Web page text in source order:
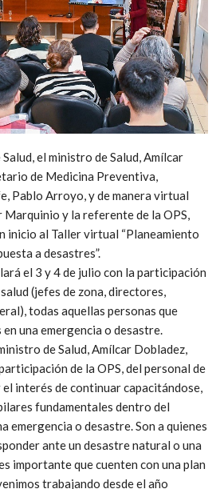
el ministro de Salud, Amílcar
de Medicina Preventiva,
Pablo Arroyo, y de manera virtual
Marquinio y la referente de la OPS,
inicio al Taller virtual “Planeamiento
a desastres”.
el 3 y 4 de julio con la participación
(jefes de zona, directores,
todas aquellas personas que
una emergencia o desastre.
de Salud, Amílcar Dobladez,
de la OPS, del personal de
interés de continuar capacitándose,
fundamentales dentro del
emergencia o desastre. Son a quienes
ante un desastre natural o una
importante que cuenten con una plan
trabajando desde el año